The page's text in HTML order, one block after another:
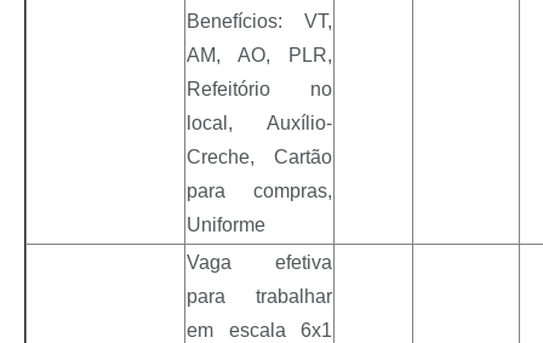
Benefícios: VT,
AM, AO, PLR,
Refeitório no
local, Auxílio-
Creche, Cartão
para compras,
Uniforme
Vaga efetiva
para trabalhar
em escala 6x1